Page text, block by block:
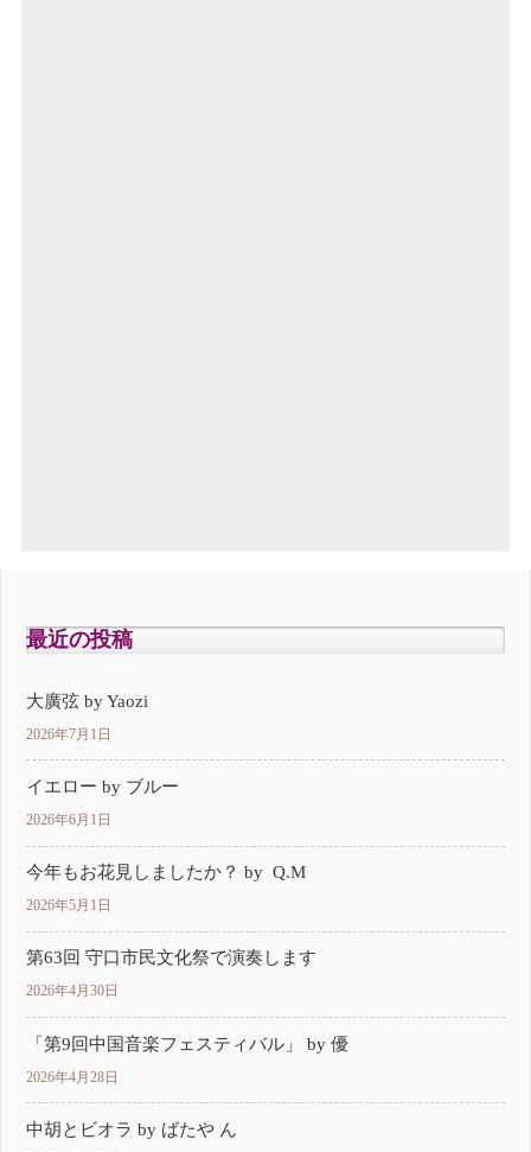
最近の投稿
大廣弦 by Yaozi
2026年7月1日
イエロー by ブルー
2026年6月1日
今年もお花見しましたか？ by Q.M
2026年5月1日
第63回 守口市民文化祭で演奏します
2026年4月30日
「第9回中国音楽フェスティバル」 by 優
2026年4月28日
中胡とビオラ by ばたや ん